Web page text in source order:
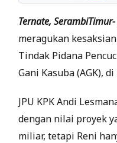
Ternate, SerambiTimur-
meragukan
Tindak Pidana
Gani Kasuba (AGK),
JPU KPK Andi
dengan nilai proyek
miliar, tetapi Reni